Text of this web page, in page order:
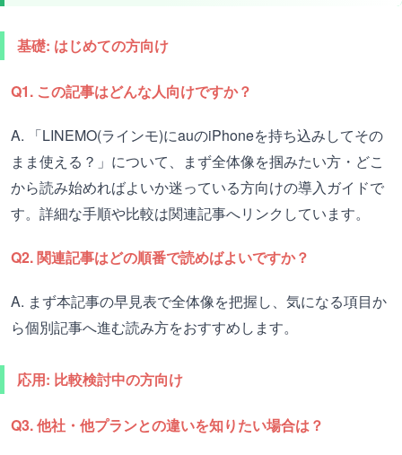
基礎: はじめての方向け
Q1. この記事はどんな人向けですか？
A. 「LINEMO(ラインモ)にauのiPhoneを持ち込みしてその
まま使える？」について、まず全体像を掴みたい方・どこ
から読み始めればよいか迷っている方向けの導入ガイドで
す。詳細な手順や比較は関連記事へリンクしています。
Q2. 関連記事はどの順番で読めばよいですか？
A. まず本記事の早見表で全体像を把握し、気になる項目か
ら個別記事へ進む読み方をおすすめします。
応用: 比較検討中の方向け
Q3. 他社・他プランとの違いを知りたい場合は？